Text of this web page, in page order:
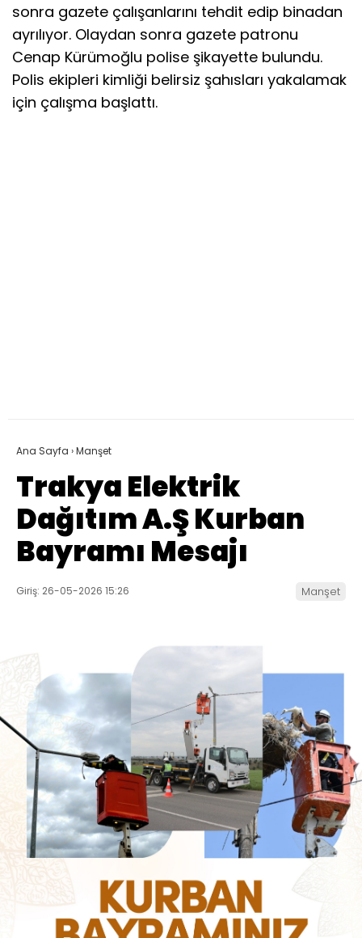
sonra gazete çalışanlarını tehdit edip binadan
ayrılıyor. Olaydan sonra gazete patronu
Cenap Kürümoğlu polise şikayette bulundu.
Polis ekipleri kimliği belirsiz şahısları yakalamak
için çalışma başlattı.
Ana Sayfa ›Manşet
Trakya Elektrik
Dağıtım A.Ş Kurban
Bayramı Mesajı
Giriş: 26-05-2026 15:26 Manşet